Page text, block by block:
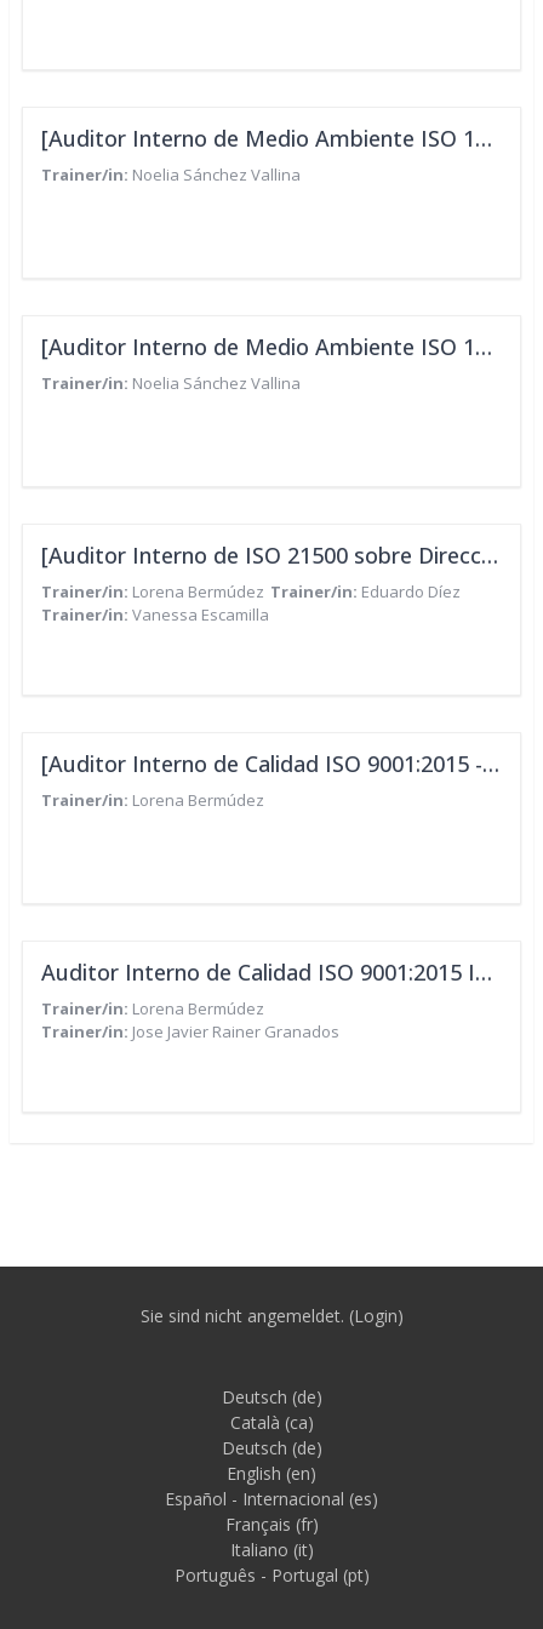
[Auditor Interno de Medio Ambiente ISO 14001:2015 - IEP/CUA]
Trainer/in: Noelia Sánchez Vallina
[Auditor Interno de Medio Ambiente ISO 14001:2015 - IEP/CUA]
Trainer/in: Noelia Sánchez Vallina
[Auditor Interno de ISO 21500 sobre Dirección y Gestión de Proyectos - IEP/CUA]
Trainer/in: Lorena Bermúdez Trainer/in: Eduardo Díez
Trainer/in: Vanessa Escamilla
[Auditor Interno de Calidad ISO 9001:2015 - IEP/CUA]
Trainer/in: Lorena Bermúdez
Auditor Interno de Calidad ISO 9001:2015 IEP/CUA
Trainer/in: Lorena Bermúdez
Trainer/in: Jose Javier Rainer Granados
Sie sind nicht angemeldet. (Login)
Deutsch ‎(de)‎
Català ‎(ca)‎
Deutsch ‎(de)‎
English ‎(en)‎
Español - Internacional ‎(es)‎
Français ‎(fr)‎
Italiano ‎(it)‎
Português - Portugal ‎(pt)‎